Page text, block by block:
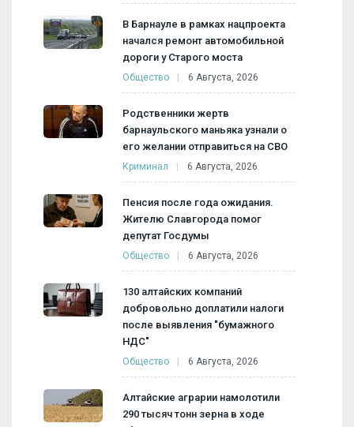
В Барнауле в рамках нацпроекта
начался ремонт автомобильной
дороги у Старого моста
Общество 6 Августа, 2026
Родственники жертв
барнаульского маньяка узнали о
его желании отправиться на СВО
Криминал 6 Августа, 2026
Пенсия после года ожидания.
Жителю Славгорода помог
депутат Госдумы
Общество 6 Августа, 2026
130 алтайских компаний
добровольно доплатили налоги
после выявления "бумажного
НДС"
Общество 6 Августа, 2026
Алтайские аграрии намолотили
290 тысяч тонн зерна в ходе